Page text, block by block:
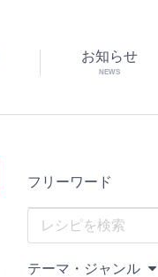
お知らせ
NEWS
フリーワード
テーマ・ジャンル